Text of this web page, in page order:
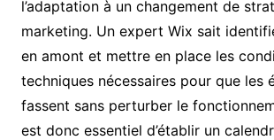
l’adaptation à un changement de
marketing. Un expert Wix sait
en amont et mettre en place les
techniques nécessaires pour que les
fassent sans perturber le
est donc essentiel d’établir un